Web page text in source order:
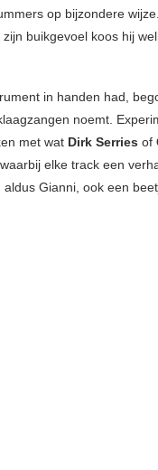
op bijzondere
buikgevoel koos hij
in handen had,
noemt.
met wat Dirk Serries of
elke track een
Gianni, ook een